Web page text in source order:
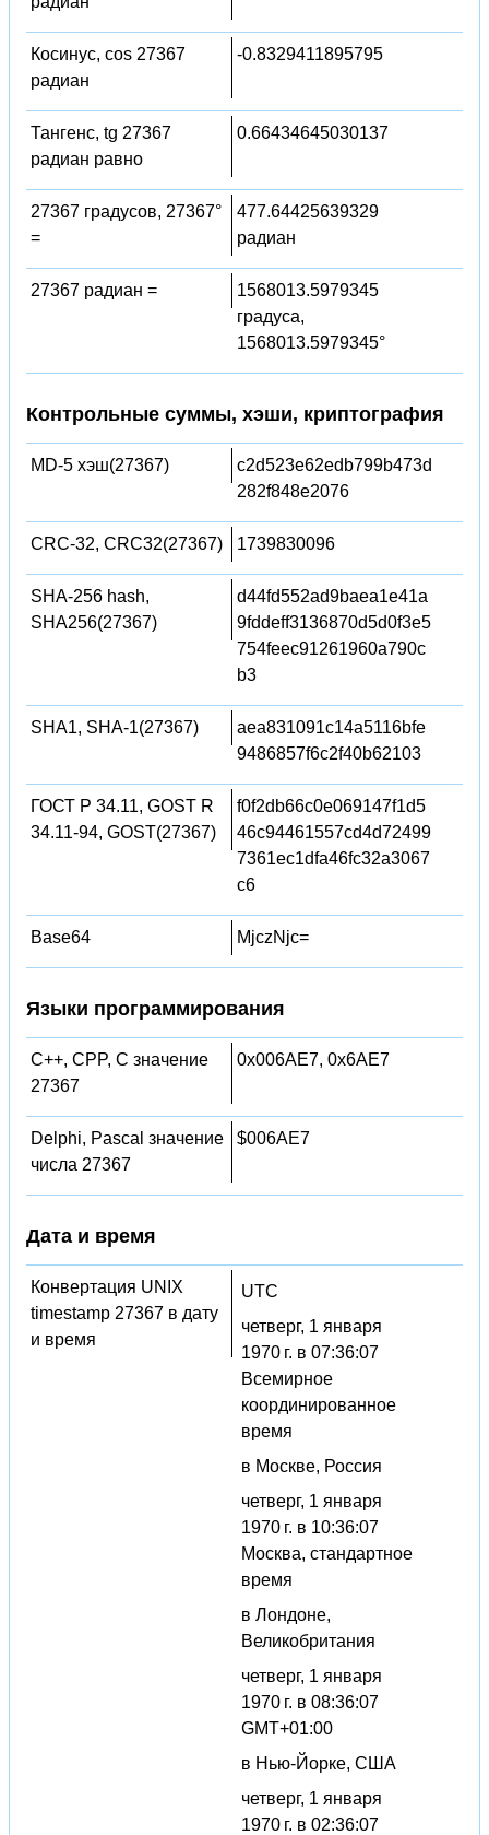
Косинус, cos 27367
радиан
-0.8329411895795
Тангенс, tg 27367
радиан равно
0.66434645030137
27367 градусов, 27367°
=
477.64425639329
радиан
27367 радиан =
1568013.5979345
градуса,
1568013.5979345°
Контрольные суммы, хэши, криптография
MD-5 хэш(27367)
c2d523e62edb799b473d
282f848e2076
CRC-32, CRC32(27367) 1739830096
SHA-256 hash,
SHA256(27367)
d44fd552ad9baea1e41a
9fddeff3136870d5d0f3e5
754feec91261960a790c
b3
SHA1, SHA-1(27367)
aea831091c14a5116bfe
9486857f6c2f40b62103
ГОСТ Р 34.11, GOST R
34.11-94, GOST(27367)
f0f2db66c0e069147f1d5
46c94461557cd4d72499
7361ec1dfa46fc32a3067
c6
Base64 MjczNjc=
Языки программирования
C++, CPP, C значение
27367
0x006AE7, 0x6AE7
Delphi, Pascal значение
числа 27367
$006AE7
Дата и время
Конвертация UNIX
timestamp 27367 в дату
и время
UTC
четверг, 1 января
1970 г. в 07:36:07
Всемирное
координированное
время
в Москве, Россия
четверг, 1 января
1970 г. в 10:36:07
Москва, стандартное
время
в Лондоне,
Великобритания
четверг, 1 января
1970 г. в 08:36:07
GMT+01:00
в Нью-Йорке, США
четверг, 1 января
1970 г. в 02:36:07